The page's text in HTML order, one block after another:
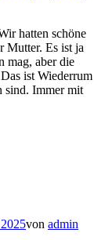
hatten schöne
Mutter. Es ist ja
mag, aber die
ist Wiederrum
sind. Immer mit
von admin